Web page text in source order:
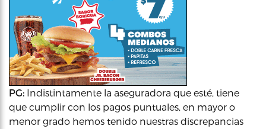
PG: Indistintamente la aseguradora que esté, tiene
que cumplir con los pagos puntuales, en mayor o
menor grado hemos tenido nuestras discrepancias